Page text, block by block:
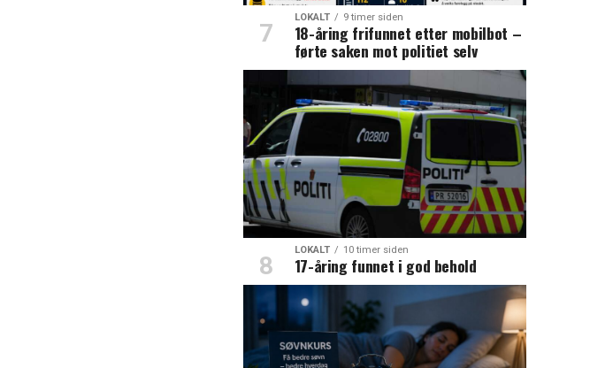
LOKALT 9 timer siden
18-åring frifunnet etter mobilbot –
førte saken mot politiet selv
LOKALT 10 timer siden
17-åring funnet i god behold